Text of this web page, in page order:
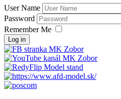
User Name
Password
Remember Me
Log in